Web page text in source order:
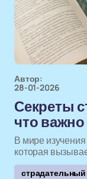
Автор:
28-01-2026
Секреты
что
В мире изучения
которая
страдательный